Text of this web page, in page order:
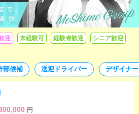
迎 未経験可 経験者歓迎
シニア歓迎
部候補 送迎ドライバー デザイナー
円